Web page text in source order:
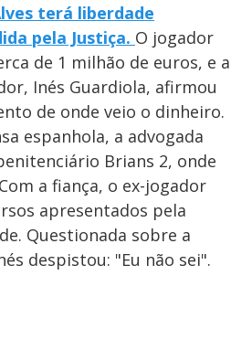
terá liberdade
pela Justiça. O jogador
de 1 milhão de euros, e a
Inés Guardiola, afirmou
de onde veio o dinheiro.
espanhola, a advogada
Brians 2, onde
a fiança, o ex-jogador
apresentados pela
Questionada sobre a
despistou: "Eu não sei".